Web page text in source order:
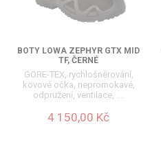
BOTY LOWA ZEPHYR GTX MID
TF, ČERNÉ
GORE-TEX, rychlošněrování,
kovové očka, nepromokavé,
odpružení, ventilace, ….
4 150,00 Kč